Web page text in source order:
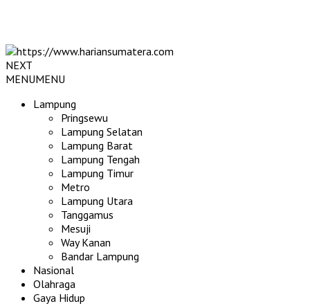
NEXT
MENUMENU
Lampung
Pringsewu
Lampung Selatan
Lampung Barat
Lampung Tengah
Lampung Timur
Metro
Lampung Utara
Tanggamus
Mesuji
Way Kanan
Bandar Lampung
Nasional
Olahraga
Gaya Hidup